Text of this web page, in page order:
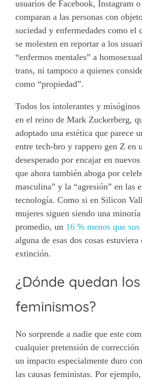
usuarios de Facebook, Instagram
comparan a las personas con
suciedad y enfermedades como el
se molesten en reportar a los
“enfermos mentales” a
trans, ni tampoco a quienes
como “propiedad”.
Todos los intolerantes y
en el reino de Mark Zuckerberg,
adoptado una estética que parece
entre tech-bro y rappero gen Z en
desesperado por encajar en
que ahora también aboga por
masculina” y la “agresión” en las
tecnología. Como si en Silicon
mujeres siguen siendo una
promedio, un 16 % menos que
alguna de esas dos cosas
extinción.
¿Dónde quedan los
feminismos?
No sorprende a nadie que este
cualquier pretensión de
un impacto especialmente duro
las causas feministas. Por